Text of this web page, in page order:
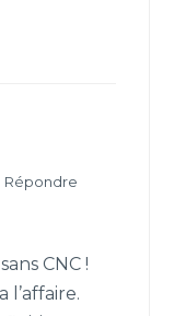
Répondre
CNC !
l’affaire.